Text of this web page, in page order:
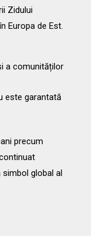
Zidului
Europa de Est.
a comunităților
este garantată
precum
global al